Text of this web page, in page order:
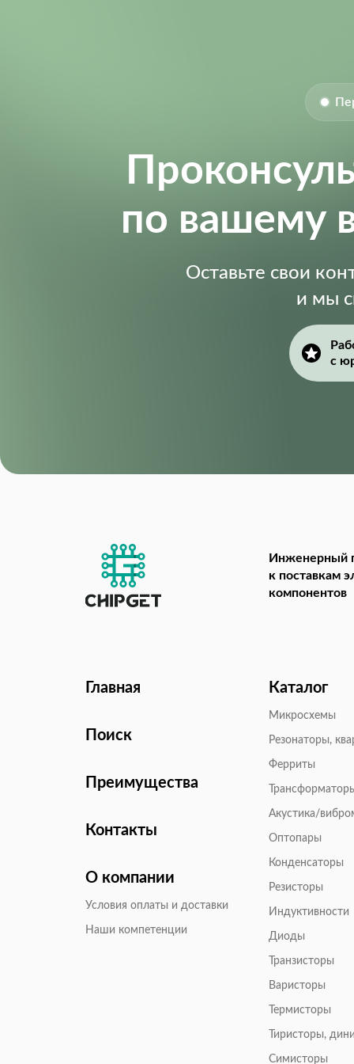
по вашему
Оставьте свои
и мы
с
Инженерный
к поставкам
компонентов
Главная
Поиск
Преимущества
Контакты
О компании
Условия оплаты и доставки
Наши компетенции
Каталог
Микросхемы
Резонаторы,
Ферриты
Акустика/
Оптопары
Конденсаторы
Резисторы
Индуктивности
Диоды
Транзисторы
Варисторы
Термисторы
Тиристоры,
Симисторы